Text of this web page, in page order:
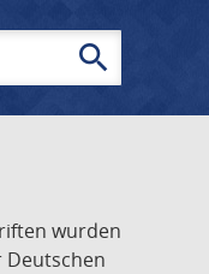
search
wurden
Deutschen